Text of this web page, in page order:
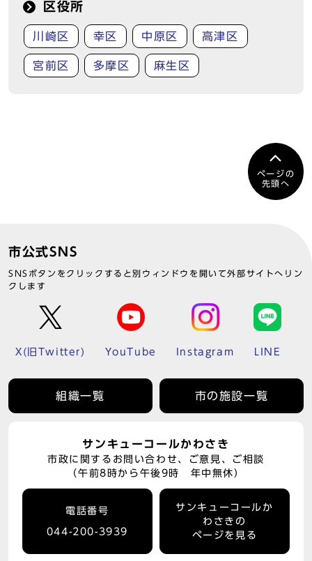
区役所
川崎区 幸区 中原区 高津区
宮前区 多摩区 麻生区
ページの
先頭へ
市公式SNS
SNSボタンをクリックすると別ウィンドウを開いて外部サイトへリン
クします
X(旧Twitter) YouTube Instagram LINE
組織一覧 市の施設一覧
サンキューコールかわさき
市政に関するお問い合わせ、ご意見、ご相談
（午前8時から午後9時 年中無休）
電話番号
044-200-3939
サンキューコールか
わさきの
ページを見る